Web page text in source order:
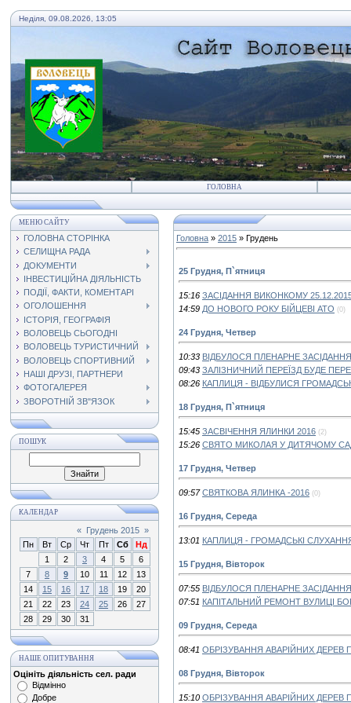
Неділя, 09.08.2026, 13:05
ГОЛОВНА
МЕНЮ САЙТУ
ГОЛОВНА СТОРІНКА
СЕЛИЩНА РАДА
ДОКУМЕНТИ
ІНВЕСТИЦІЙНА ДІЯЛЬНІСТЬ
ПОДІЇ, ФАКТИ, КОМЕНТАРІ
ОГОЛОШЕННЯ
ІСТОРІЯ, ГЕОГРАФІЯ
ВОЛОВЕЦЬ СЬОГОДНІ
ВОЛОВЕЦЬ ТУРИСТИЧНИЙ
ВОЛОВЕЦЬ СПОРТИВНИЙ
НАШІ ДРУЗІ, ПАРТНЕРИ
ФОТОГАЛЕРЕЯ
ЗВОРОТНІЙ ЗВ"ЯЗОК
ПОШУК
КАЛЕНДАР
« Грудень 2015 »
Пн
Вт Ср Чт Пт Сб
Нд
1
2 3 4 5
6
7
8 9 10 11 12
13
14
15 16 17 18 19
20
21
22 23 24 25 26
27
28
29 30 31
НАШЕ ОПИТУВАННЯ
Оцініть діяльність сел. ради
Відмінно
Добре
Головна » 2015 » Грудень
25 Грудня, П`ятниця
15:16 ЗАСІДАННЯ ВИКОНКОМУ
14:59 ДО НОВОГО РОКУ БІЙЦЕВІ АТО (0)
24 Грудня, Четвер
10:33 ВІДБУЛОСЯ ПЛЕНАРНЕ ЗАСІДАННЯ
09:43 ЗАЛІЗНИЧНИЙ ПЕРЕЇЗД БУДЕ
08:26 КАПЛИЦЯ - ВІДБУЛИСЯ
18 Грудня, П`ятниця
15:45 ЗАСВІЧЕННЯ ЯЛИНКИ 2016 (2)
15:26 СВЯТО МИКОЛАЯ У ДИТЯЧОМУ
17 Грудня, Четвер
09:57 СВЯТКОВА ЯЛИНКА -2016 (0)
16 Грудня, Середа
13:01 КАПЛИЦЯ - ГРОМАДСЬКІ
15 Грудня, Вівторок
07:55 ВІДБУЛОСЯ ПЛЕНАРНЕ ЗАСІДАННЯ
07:51 КАПІТАЛЬНИЙ РЕМОНТ ВУЛИЦІ
09 Грудня, Середа
08:41 ОБРІЗУВАННЯ АВАРІЙНИХ ДЕРЕВ
08 Грудня, Вівторок
15:10 ОБРІЗУВАННЯ АВАРІЙНИХ ДЕРЕВ